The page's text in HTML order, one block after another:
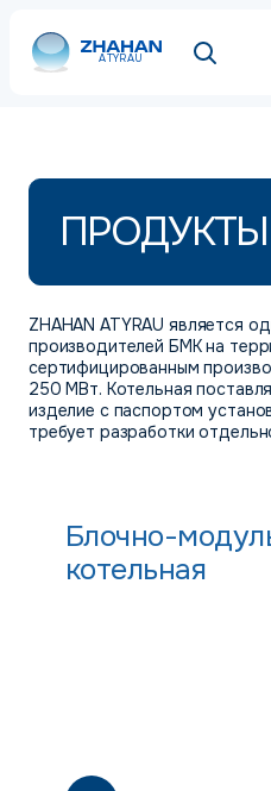
ATYRAU
ПРОДУКТЫ
ZHAHAN ATYRAU является
производителей БМК на
сертифицированным
250 МВт. Котельная
изделие с паспортом
требует разработки
Блочно-
котельная